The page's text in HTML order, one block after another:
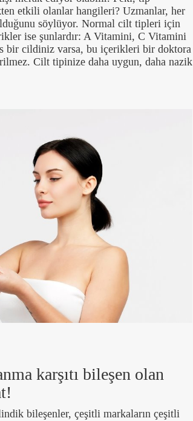
etkili olanlar hangileri? Uzmanlar, her
söylüyor. Normal cilt tipleri için
ise şunlardır: A Vitamini, C Vitamini
bir cildiniz varsa, bu içerikleri bir doktora
Cilt tipinize daha uygun, daha nazik
karşıtı bileşen olan
bileşenler, çeşitli markaların çeşitli